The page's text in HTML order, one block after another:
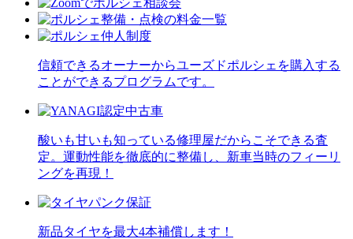
信頼できるオーナーからユーズドポルシェを購入する
ことができるプログラムです。
酸いも甘いも知っている修理屋だからこそできる査
定。運動性能を徹底的に整備し、新車当時のフィーリ
ングを再現！
新品タイヤを最大4本補償します！